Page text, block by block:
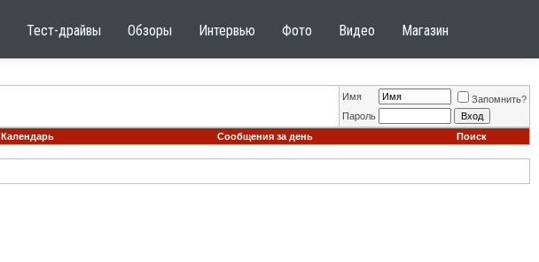
Тест-драйвы Обзоры Интервью Фото Видео Магазин
Имя
Запомнить?
Пароль
Календарь Сообщения за день Поиск